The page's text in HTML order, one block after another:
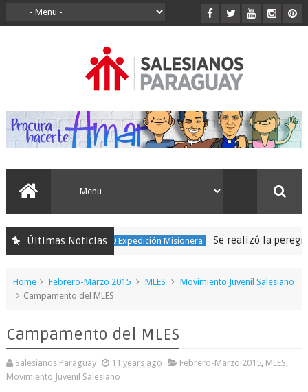
Últimas Noticias150 Expedición Misionera Se realizó la
Home Febrero-Marzo 2015 MLES
Movimiento Juvenil Salesiano
Campamento del MLES
Campamento del MLES
Salesianos Paraguay 11 years ago Febrero-Marzo 2015, MLES
Movimiento Juvenil Salesiano